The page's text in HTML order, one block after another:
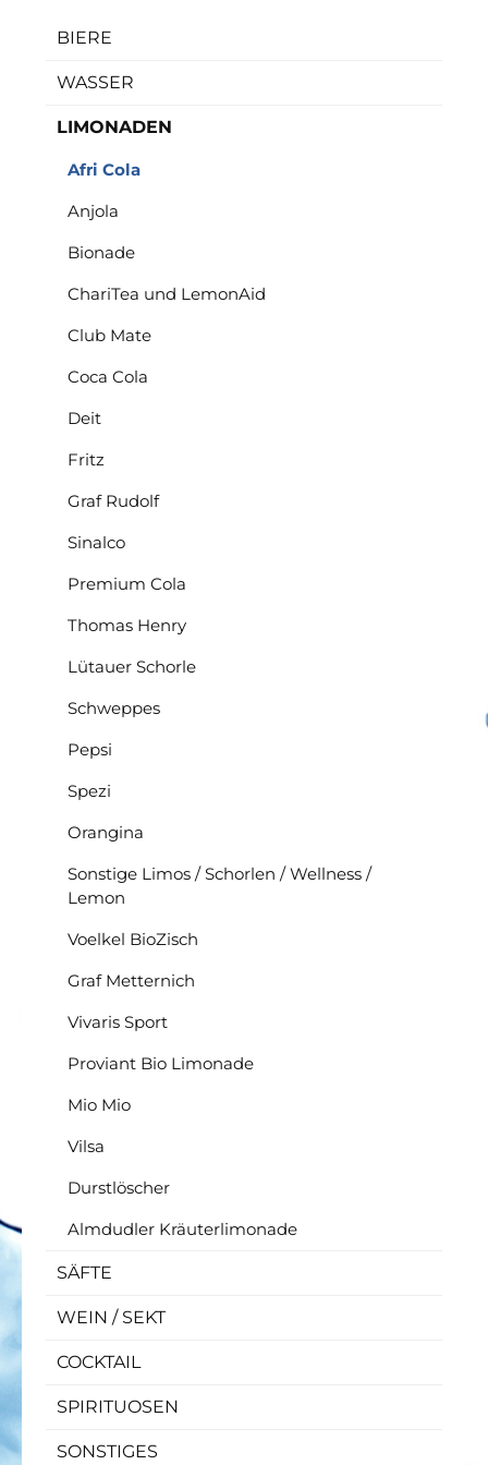
BIERE
WASSER
LIMONADEN
Afri Cola
Anjola
Bionade
ChariTea und LemonAid
Club Mate
Coca Cola
Deit
Fritz
Graf Rudolf
Sinalco
Premium Cola
Thomas Henry
Lütauer Schorle
Schweppes
Pepsi
Spezi
Orangina
Sonstige Limos / Schorlen / Wellness /
Lemon
Voelkel BioZisch
Graf Metternich
Vivaris Sport
Proviant Bio Limonade
Mio Mio
Vilsa
Durstlöscher
Almdudler Kräuterlimonade
SÄFTE
WEIN / SEKT
COCKTAIL
SPIRITUOSEN
SONSTIGES